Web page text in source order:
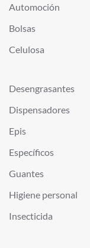
Automoción
Bolsas
Celulosa
Desengrasantes
Dispensadores
Epis
Específicos
Guantes
Higiene personal
Insecticida